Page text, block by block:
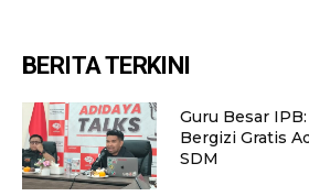
BERITA TERKINI
Guru Besar
Bergizi Gratis
SDM